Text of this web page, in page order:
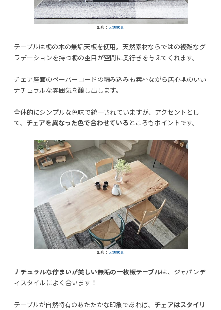
出典： 大塚家具
テーブルは栃の木の無垢天板を使用。天然素材ならではの複雑なグ
ラデーションを持つ栃の杢目が空間に奥行きを与えてくれます。
チェア座面のペーパーコードの編み込みも素朴ながら居心地のいい
ナチュラルな雰囲気を醸し出します。
全体的にシンプルな色味で統一されていますが、アクセントとし
て、 チェアを異なった色で合わせている ところもポイントです。
出典： 大塚家具
ナチュラルな佇まいが美しい無垢の一枚板テーブルは、ジャパンデ
ィスタイルによく合います！
テーブルが自然特有のあたたかな印象であれば、 チェアはスタイリ